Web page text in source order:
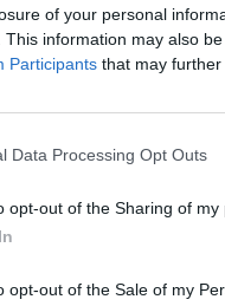
of your personal
This information may also
Participants that may further
Data Processing Opt Outs
opt-out of the Sharing of my
opt-out of the Sale of my
διαρρήκτες που
Οι δύο
και εντοπίστηκαν από
χτυπήματα
κεφάλι. Ο 23χρονος
σοβαρά.